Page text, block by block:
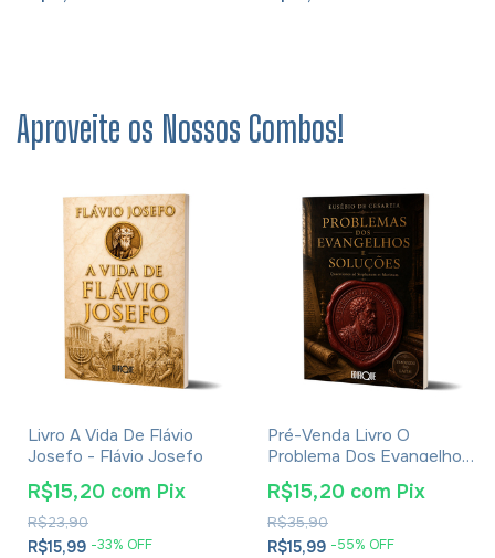
Aproveite os Nossos Combos!
Livro A Vida De Flávio
Josefo - Flávio Josefo
R$15,99 -33% OFF
R$23,90
R$15,20 com Pix
Pré-Venda Livro O
Problema Dos Evangelhos
E Soluções- Eusébio De
Cesareia
R$15,99 -55% OFF
R$35,90
R$15,20 com Pix